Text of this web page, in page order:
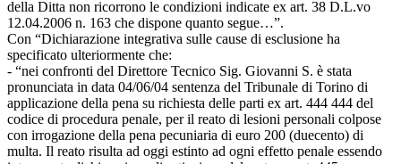
della Ditta non ricorrono le condizioni indicate ex art. 38 D.L.vo
12.04.2006 n. 163 che dispone quanto segue…”.
Con “Dichiarazione integrativa sulle cause di esclusione ha
specificato ulteriormente che:
- “nei confronti del Direttore Tecnico Sig. Giovanni S. è stata
pronunciata in data 04/06/04 sentenza del Tribunale di Torino di
applicazione della pena su richiesta delle parti ex art. 444 444 del
codice di procedura penale, per il reato di lesioni personali colpose
con irrogazione della pena pecuniaria di euro 200 (duecento) di
multa. Il reato risulta ad oggi estinto ad ogni effetto penale essendo